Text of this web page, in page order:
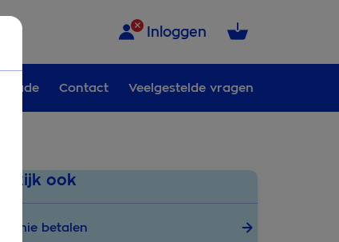
Inloggen
Schade Contact Veelgestelde vragen
Bekijk ook
Premie betalen